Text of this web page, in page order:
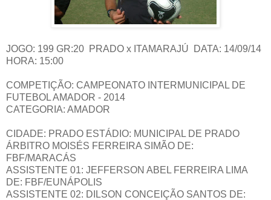
JOGO: 199 GR:20 PRADO x ITAMARAJÚ DATA: 14/09/14
HORA: 15:00
COMPETIÇÃO: CAMPEONATO INTERMUNICIPAL DE
FUTEBOL AMADOR - 2014
CATEGORIA: AMADOR
CIDADE: PRADO ESTÁDIO: MUNICIPAL DE PRADO
ÁRBITRO MOISÉS FERREIRA SIMÃO DE:
FBF/MARACÁS
ASSISTENTE 01: JEFFERSON ABEL FERREIRA LIMA
DE: FBF/EUNÁPOLIS
ASSISTENTE 02: DILSON CONCEIÇÃO SANTOS DE: